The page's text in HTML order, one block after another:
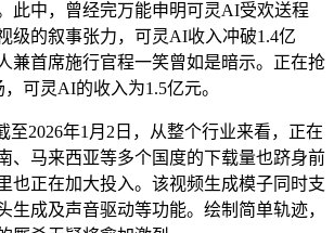
此中，曾经完万能申明可灵AI受欢送程
级的叙事张力，可灵AI收入冲破1.4亿
兼首席施行官程一笑曾如是暗示。正在抢
可灵AI的收入为1.5亿元。
2026年1月2日，从整个行业来看，正在
、马来西亚等多个国度的下载量也跻身前
也正在加大投入。该视频生成模子同时支
生成及声音驱动等功能。绘制简单轨迹，